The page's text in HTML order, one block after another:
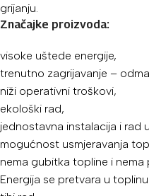
grijanju.
Značajke proizvoda:
visoke uštede energije,
trenutno zagrijavanje –
niži operativni troškovi,
ekološki rad,
jednostavna instalacija i rad
mogućnost usmjeravanja
nema gubitka topline i nema
Energija se pretvara u